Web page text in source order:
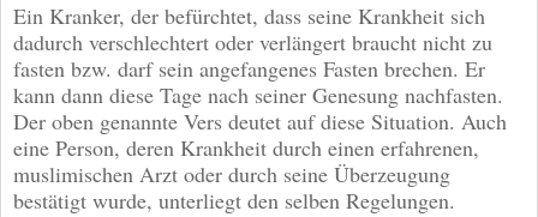
Ein Kranker, der befürchtet, dass seine Krankheit sich
dadurch verschlechtert oder verlängert braucht nicht zu
fasten bzw. darf sein angefangenes Fasten brechen. Er
kann dann diese Tage nach seiner Genesung nachfasten.
Der oben genannte Vers deutet auf diese Situation. Auch
eine Person, deren Krankheit durch einen erfahrenen,
muslimischen Arzt oder durch seine Überzeugung
bestätigt wurde, unterliegt den selben Regelungen.